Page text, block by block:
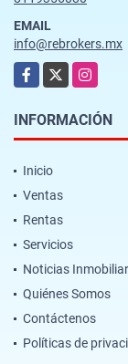
EMAIL
info@rebrokers.mx
Facebook
X Instagram
INFORMACIÓN
Inicio
Ventas
Rentas
Servicios
Noticias
Quiénes Somos
Contáctenos
Políticas de